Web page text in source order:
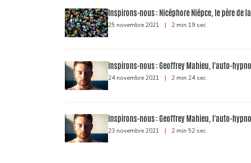
Inspirons-nous : Nicéphore Niépce, le père de
25 novembre 2021 | 2 min 19 sec
Inspirons-nous : Geoffrey Mahieu, l'auto-
24 novembre 2021 | 2 min 24 sec
Inspirons-nous : Geoffrey Mahieu, l'auto-
23 novembre 2021 | 2 min 52 sec